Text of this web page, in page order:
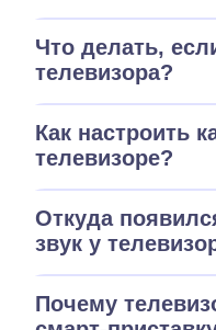
Что делать,
телевизора?
Как настроить
телевизоре?
Откуда
звук у
Почему